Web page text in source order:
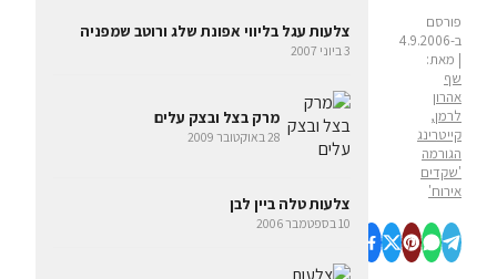
פורסם
ב-4.9.2006
| מאת:
שף
אהרון
לרמן,
קייטרינג
הגורמה
'שקדים
אירוח'
צלעות עגל בליווי אפונת שלג ורוטב שמפניה
3 ביוני 2007
מרק בצל ובצק עלים
28 באוקטובר 2009
צלעות טלה ביין לבן
10 בספטמבר 2006